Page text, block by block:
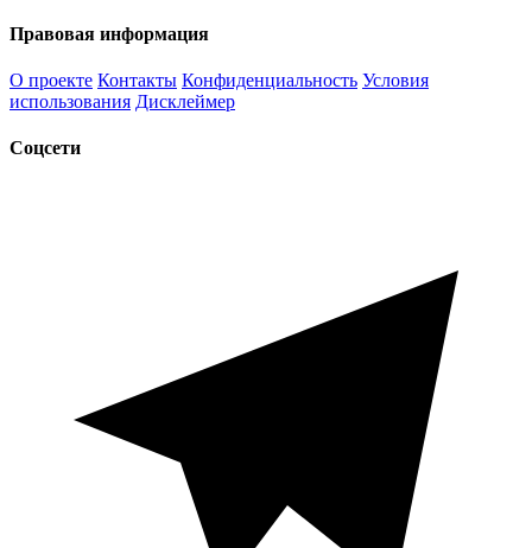
Правовая информация
О проекте Контакты Конфиденциальность Условия
использования Дисклеймер
Соцсети